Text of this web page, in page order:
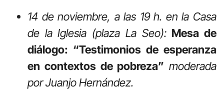
14 de noviembre, a las 19 h. en la Casa
de la Iglesia (plaza La Seo): Mesa de
diálogo: “Testimonios de esperanza
en contextos de pobreza” moderada
por Juanjo Hernández.